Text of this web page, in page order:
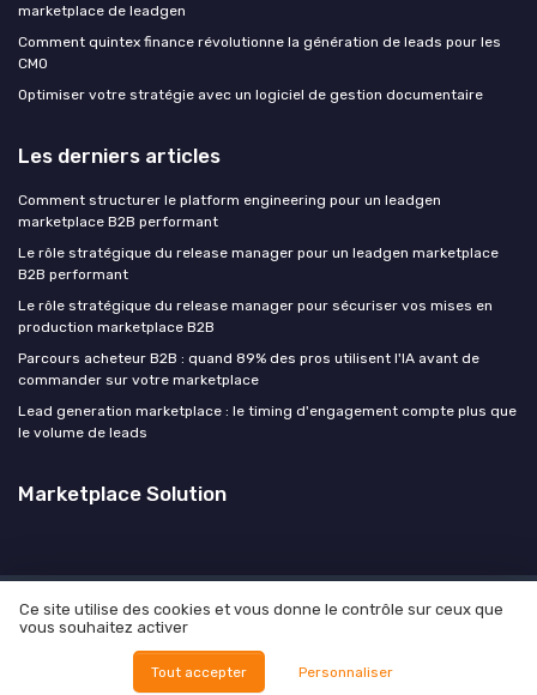
marketplace de leadgen
Comment quintex finance révolutionne la génération de leads pour les
CMO
Optimiser votre stratégie avec un logiciel de gestion documentaire
Les derniers articles
Comment structurer le platform engineering pour un leadgen
marketplace B2B performant
Le rôle stratégique du release manager pour un leadgen marketplace
B2B performant
Le rôle stratégique du release manager pour sécuriser vos mises en
production marketplace B2B
Parcours acheteur B2B : quand 89% des pros utilisent l'IA avant de
commander sur votre marketplace
Lead generation marketplace : le timing d'engagement compte plus que
le volume de leads
Marketplace Solution
Mentions légales Politique de confidentialité
Culture
Manifesto
Carrière
© Marketplace Solution 2026
Ce site utilise des cookies et vous donne le contrôle sur ceux que
vous souhaitez activer
Tout accepter Personnaliser